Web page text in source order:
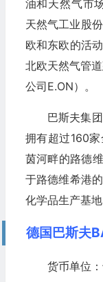
油和天然气市
天然气工业股
欧和东欧的活
北欧天然气管
公司E.ON）。
巴斯夫集
拥有超过160
茵河畔的路德
于路德维希港
化学品生产基地
德国巴斯夫
货币单位